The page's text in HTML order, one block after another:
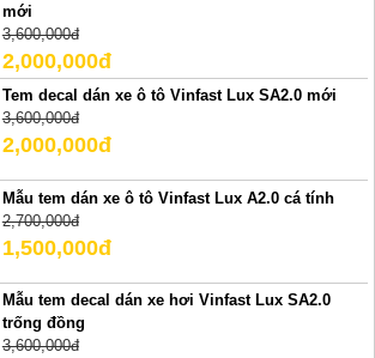
mới
3,600,000đ
2,000,000đ
Tem decal dán xe ô tô Vinfast Lux SA2.0 mới
3,600,000đ
2,000,000đ
Mẫu tem dán xe ô tô Vinfast Lux A2.0 cá tính
2,700,000đ
1,500,000đ
Mẫu tem decal dán xe hơi Vinfast Lux SA2.0
trống đồng
3,600,000đ